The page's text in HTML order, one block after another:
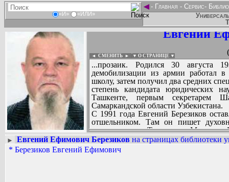
«И» «ИЛИ»
◄- Главная - Сервис-
Евгений
◄ СМЕНИТЬ ► ▼ О СТРАНИЦЕ ▼
...прозаик. Родился 30 августа
демобилизации из армии работал
школу, затем получил два средних
степень кандидата юридических
Ташкенте, первым секретарем
Самаркандской области Узбекистана.
С 1991 года Евгений Березиков
отшельником. Там он пишет
издательствах Ташкента,
отшельничества Евгений
магическим местам планеты, в
Антарктиду. Всего книги Евгения
Вадим Ершов...
► Евгений Ефимович Березиков на страницах библиотеки
* Березиков Евгений Ефимович